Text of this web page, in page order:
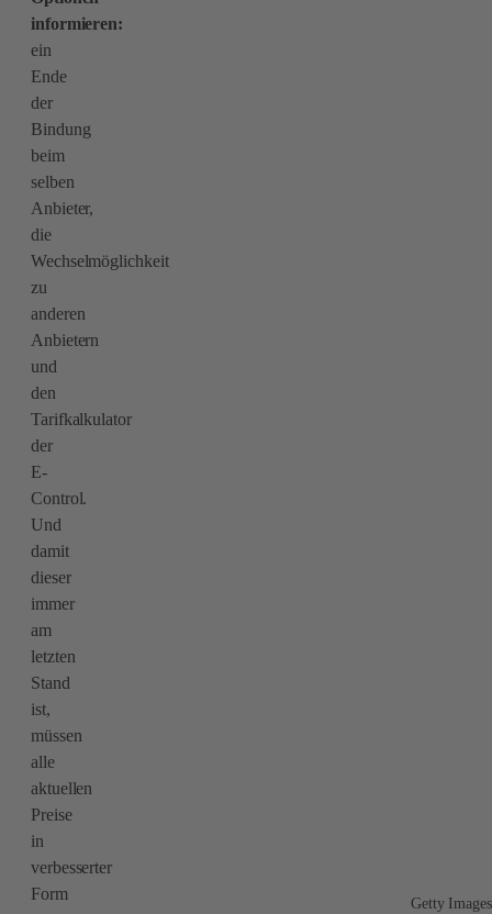
Getty Images
informieren:
ein
Ende
der
Bindung
beim
selben
Anbieter,
die
Wechselmöglichkeit
zu
anderen
Anbietern
und
den
Tarifkalkulator
der
E-
Control.
Und
damit
dieser
immer
am
letzten
Stand
ist,
müssen
alle
aktuellen
Preise
in
verbesserter
Form